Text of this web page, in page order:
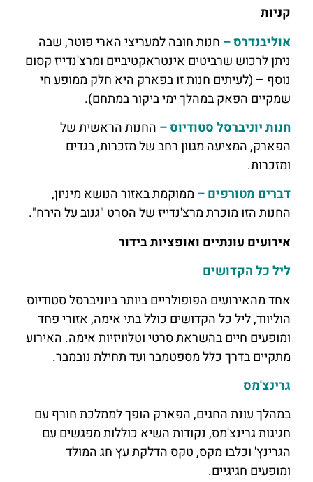
קניות
אוליבנדרס – חנות חובה למעריצי הארי פוטר, שבה
ניתן לרכוש שרביטים אינטראקטיביים ומרצ'נדייז קסום
נוסף – (לעיתים חנות זו בפארק היא חלק ממופע חי
שמקיים הפאק במהלך ימי ביקור במתחם).
חנות יוניברסל סטודיוס – החנות הראשית של
הפארק, המציעה מגוון רחב של מזכרות, בגדים
ומזכרות.
דברים מטורפים – ממוקמת באזור הנושא מיניון,
החנות הזו מוכרת מרצ'נדייז של הסרט "גנוב על הירח".
אירועים עונתיים ואופציות בידור
ליל כל הקדושים
אחד מהאירועים הפופולריים ביותר ביוניברסל סטודיוס
הוליווד, ליל כל הקדושים כולל בתי אימה, אזורי פחד
ומופעים חיים בהשראת סרטי וטלוויזיות אימה. האירוע
מתקיים בדרך כלל מספטמבר ועד תחילת נובמבר.
גרינצ'מס
במהלך עונת החגים, הפארק הופך לממלכת חורף עם
חגיגות גרינצ'מס, נקודות השיא כוללות מפגשים עם
הגרינץ' וכלבו מקס, טקס הדלקת עץ חג המולד
ומופעים חגיגיים.